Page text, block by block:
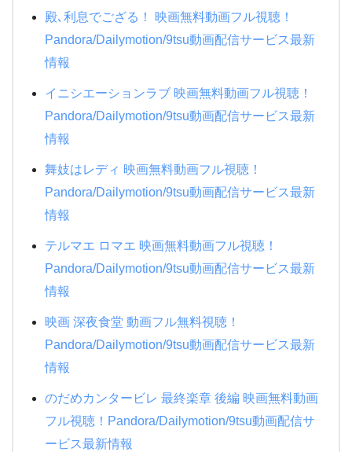
ハリーポッターと賢者の石
ハリーポッターと炎のゴブレット
ミュージアム
DEATH NOTE デスノート
悪の教典
パイレーツオブカリビアン/最後の海賊
悲しき天使
ゴジラキングオブモンスターズ
ダブルフェイス 潜入者
NANA
トモダチゲーム
もののけ姫
天空の城ラピュタ
アナと雪の女王２
タッチ
ギブリーズ episode2
紅の豚
クレヨンしんちゃん 電撃!ブタのヒヅメ大作戦
絶対零度シーズン4
ＰＵ－ＰＵ－ＰＵ－
教場
24時間TV 2015 ドラマSP 母さん、俺は大丈夫
僕の生きる道
生まれる。
半沢直樹
恋におちたら~僕の成功の秘密~
ナニワ金融道
時をかける少女
ATARU SP ニューヨークからの挑戦状!!
殿､利息でござる！ 映画無料動画フル視聴！
Pandora/Dailymotion/9tsu動画配信サービス最新
情報
イニシエーションラブ 映画無料動画フル視聴！
Pandora/Dailymotion/9tsu動画配信サービス最新
情報
舞妓はレディ 映画無料動画フル視聴！
Pandora/Dailymotion/9tsu動画配信サービス最新
情報
テルマエ ロマエ 映画無料動画フル視聴！
Pandora/Dailymotion/9tsu動画配信サービス最新
情報
映画 深夜食堂 動画フル無料視聴！
Pandora/Dailymotion/9tsu動画配信サービス最新
情報
のだめカンタービレ 最終楽章 後編 映画無料動画
フル視聴！Pandora/Dailymotion/9tsu動画配信サ
ービス最新情報